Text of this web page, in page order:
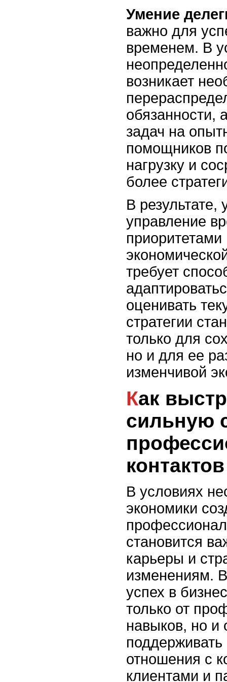
Умение
важно для
временем. В
возникает
обязанности,
задач на
помощников
нагрузку и
более
В результате,
управление
приоритетами
требует
оценивать
стратегии
только для
но и для ее
изменчивой
Как выстроить
сильную
В условиях
экономики
становится
карьеры и
изменениям.
успех в
только от
навыков, но и
поддерживать
отношения с
клиентами и